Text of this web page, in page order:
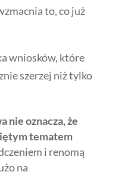
to, co już
wniosków, które
szerzej niż tylko
nie oznacza, że
tematem
i renomą
na